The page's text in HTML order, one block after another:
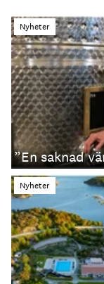
Nyheter
”En saknad
Nyheter